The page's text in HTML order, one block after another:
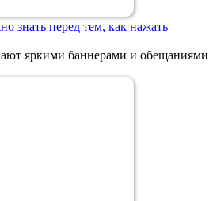
знать перед тем, как нажать
яркими баннерами и обещаниями